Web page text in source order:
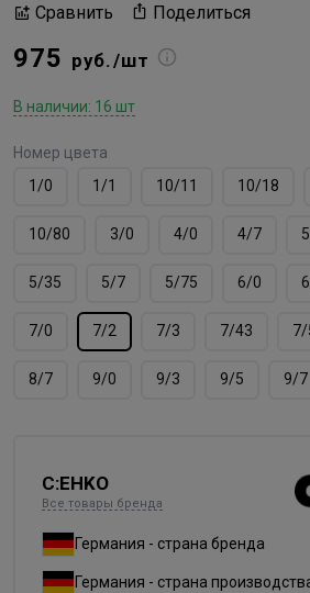
Сравнить Поделиться
975 руб./шт
В наличии: 16 шт
Номер цвета
1/0
1/1 10/11 10/18
10/80 3/0 4/0 4/7
5/35 5/7 5/75 6/0
7/0 7/2 7/3 7/43 7/
8/7 9/0 9/3 9/5 9/7
C:EHKO
Все товары бренда
Германия - страна бренда
Германия - страна